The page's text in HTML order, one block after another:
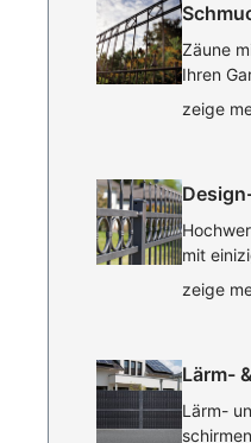
Zäune
Ihren
zeige
mit
zeige
Lärm-
Lärm-